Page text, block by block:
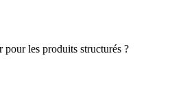
les produits structurés ?